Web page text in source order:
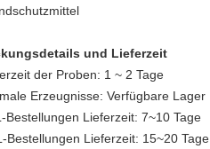
und Lieferzeit
der Proben: 1 ~ 2 Tage
Erzeugnisse: Verfügbare Lager
Bestellungen Lieferzeit: 7~10 Tage
Bestellungen Lieferzeit: 15~20 Tage